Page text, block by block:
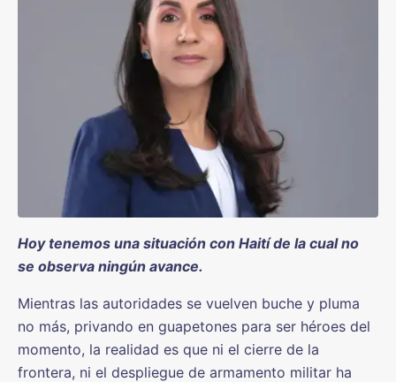
Hoy tenemos una situación con Haití de la cual no
se observa ningún avance.
Mientras las autoridades se vuelven buche y pluma
no más, privando en guapetones para ser héroes del
momento, la realidad es que ni el cierre de la
frontera, ni el despliegue de armamento militar ha